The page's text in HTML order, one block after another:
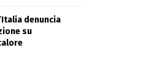
denuncia
su